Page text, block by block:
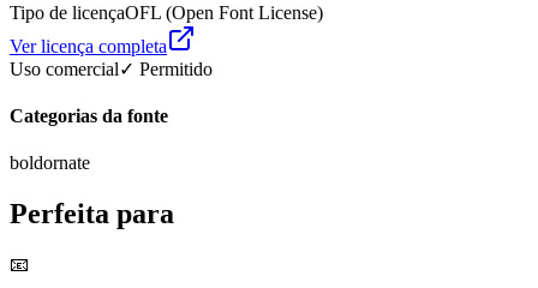
Tipo de licençaOFL (Open Font License)
Ver licença completa
Uso comercial✓ Permitido
Categorias da fonte
boldornate
Perfeita para
📧